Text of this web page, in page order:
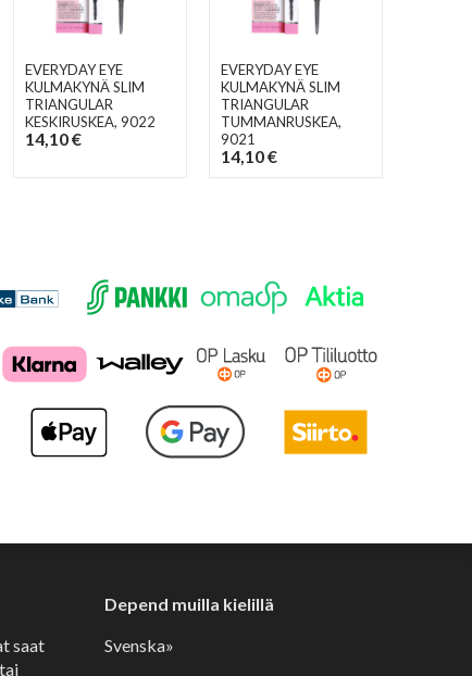
EVERYDAY EYE
KULMAKYNÄ SLIM
TRIANGULAR
KESKIRUSKEA, 9022
14,10 €
EVERYDAY EYE
KULMAKYNÄ SLIM
TRIANGULAR
TUMMANRUSKEA,
9021
14,10 €
saat
Depend muilla kielillä
Svenska»